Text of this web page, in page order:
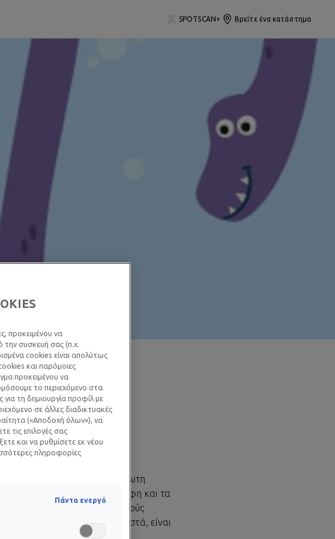
SPOTSCAN+ Βρείτε ένα κατάστημα
ΚΑΙ
είναι και εξαιρετικά ευάλωτη
φραγμός στα βρέφη και τα
σε εξωτερικούς ερεθιστικούς
και να τα εφαρμόζετε σωστά, είναι
τον μικρό θησαυρό σας.
προκειμένου να
συσκευή σας (π.χ.
cookies είναι απολύτως
και παρόμοιες
προκειμένου να
το περιεχόμενο στα
τη δημιουργία προφίλ με
σε άλλες διαδικτυακές
(«Αποδοχή όλων»), να
τις επιλογές σας
και να ρυθμίσετε εκ νέου
πληροφορίες
Πάντα ενεργό